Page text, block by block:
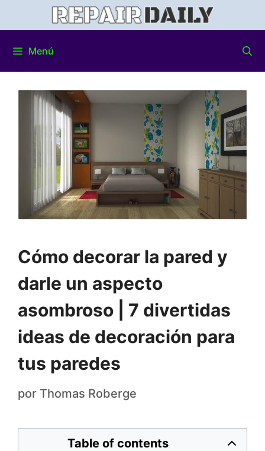
Menú
Cómo decorar la pared y
darle un aspecto
asombroso | 7 divertidas
ideas de decoración para
tus paredes
por Thomas Roberge
Table of contents